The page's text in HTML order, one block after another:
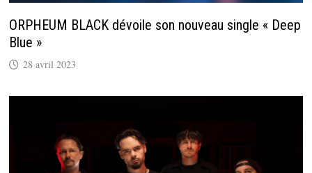
ORPHEUM BLACK dévoile son nouveau single « Deep
Blue »
28 avril 2023